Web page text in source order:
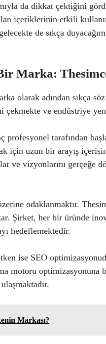
da dikkat çektiğini
içeriklerinin etkili
de sıkça
Marka:
olarak adından sıkça
çekmekte ve endüstriye
tarafından
için uzun bir arayış
ve vizyonlarını gerçeğe
odaklanmaktır.
Şirket, her bir üründe
hedeflemektedir.
ise SEO
motoru optimizasyonuna
Markası?